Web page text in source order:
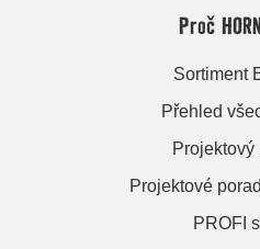
Proč
Sortiment
Přehled
Projektový
Projektové
PROFI